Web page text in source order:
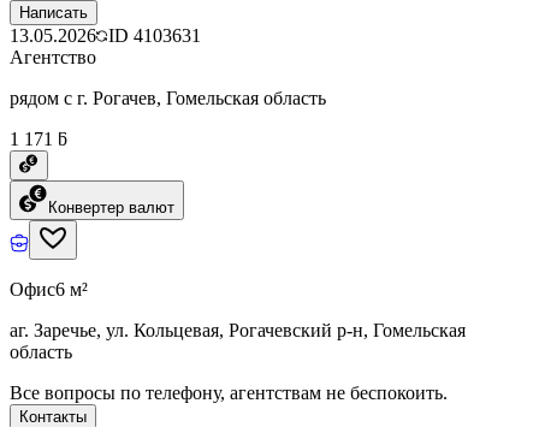
Написать
13.05.2026 ID 4103631
Агентство
рядом с г. Рогачев, Гомельская область
1 171 ƃ
Конвертер валют
Офис6 м²
аг. Заречье, ул. Кольцевая, Рогачевский р-н, Гомельская
область
Все вопросы по телефону, агентствам не беспокоить.
Контакты